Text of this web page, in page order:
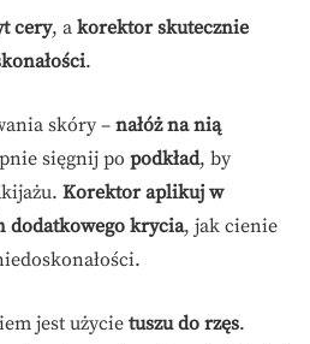
cery, a korektor skutecznie
.
skóry – nałóż na nią
sięgnij po podkład, by
Korektor aplikuj w
dodatkowego krycia, jak cienie
jest użycie tuszu do rzęs.